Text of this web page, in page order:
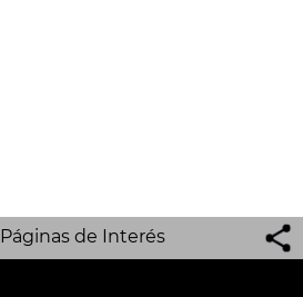
Páginas de Interés